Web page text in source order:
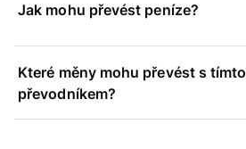
Jak mohu převést peníze?
Které měny mohu převést s tímto
převodníkem?